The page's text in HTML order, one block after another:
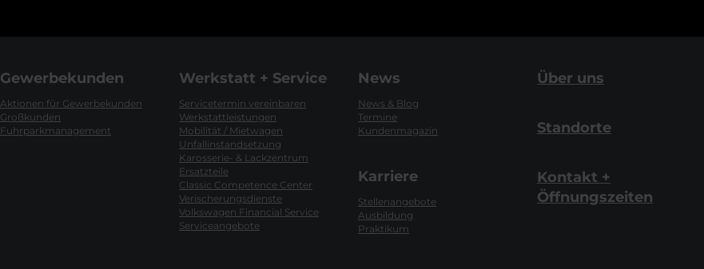
Gewerbekunden
Aktionen für Gewerbekunden
Großkunden
Fuhrparkmanagement
Werkstatt + Service
Servicetermin vereinbaren
Werkstattleistungen
Mobilität / Mietwagen
Unfallinstandsetzung
Karosserie- & Lackzentrum
Ersatzteile
Classic Competence Center
Verischerungsdienste
Volkswagen Financial Service
Serviceangebote
News
News & Blog
Termine
Kundenmagazin
Karriere
Stellenangebote
Ausbildung
Praktikum
Über uns
Standorte
Kontakt +
Öffnungszeiten